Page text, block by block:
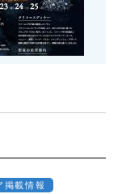
掲載情報